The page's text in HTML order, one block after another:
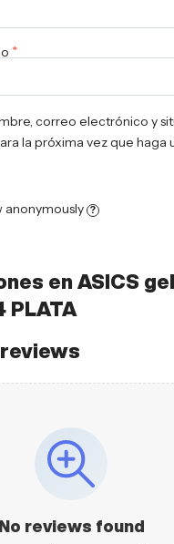
en ASICS gel
PLATA
No reviews found
*
correo electrónico y
la próxima vez que haga
anonymously ?